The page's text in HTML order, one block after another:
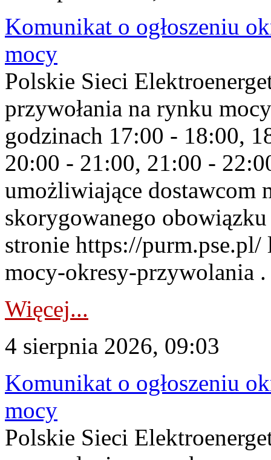
Komunikat o ogłoszeniu
mocy
Polskie Sieci
przywołania na rynku
godzinach 17:00 - 18:00,
20:00 - 21:00, 21:00 -
umożliwiające dostawcom
skorygowanego
stronie https://
mocy-okresy-przywolania
Więcej...
4 sierpnia 2026, 09:03
Komunikat o ogłoszeniu
mocy
Polskie Sieci